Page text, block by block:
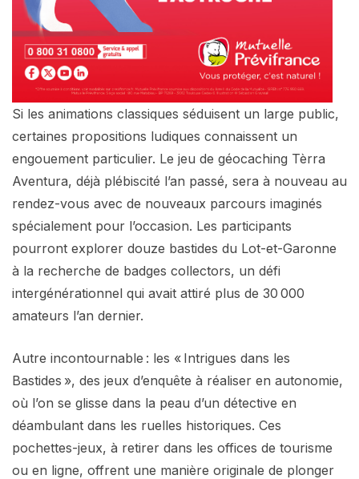
Si les animations classiques séduisent un large public,
certaines propositions ludiques connaissent un
engouement particulier. Le jeu de géocaching Tèrra
Aventura, déjà plébiscité l’an passé, sera à nouveau au
rendez-vous avec de nouveaux parcours imaginés
spécialement pour l’occasion. Les participants
pourront explorer douze bastides du Lot-et-Garonne
à la recherche de badges collectors, un défi
intergénérationnel qui avait attiré plus de 30 000
amateurs l’an dernier.
Autre incontournable : les « Intrigues dans les
Bastides », des jeux d’enquête à réaliser en autonomie,
où l’on se glisse dans la peau d’un détective en
déambulant dans les ruelles historiques. Ces
pochettes-jeux, à retirer dans les offices de tourisme
ou en ligne, offrent une manière originale de plonger